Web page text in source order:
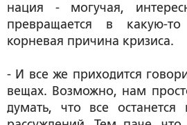
нация - могучая,
превращается в какую-
корневая причина кризиса.
- И все же приходится
вещах. Возможно, нам
думать, что все